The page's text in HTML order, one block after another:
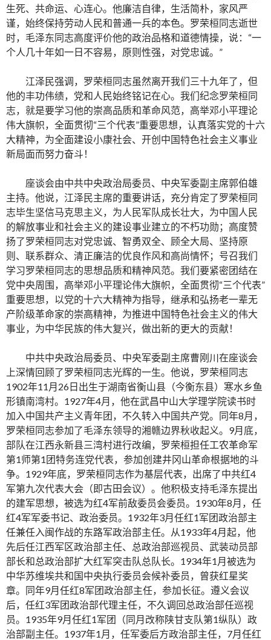
生死、共命运、心连心。他廉洁自律，生活简朴，家风严
谨，始终保持劳动人民和普通一兵的本色。罗荣桓同志逝世
时，毛泽东同志高度评价他的政治品格和道德情操，说：“一
个人几十年如一日不容易，原则性强，对党忠诚。”
江泽民强调，罗荣桓同志虽然离开我们三十九年了，但
他的丰功伟绩，党和人民始终铭记在心。我们纪念罗荣桓同
志，就是要学习他的崇高品质和革命风范，高举邓小平理论
伟大旗帜，全面贯彻“三个代表”重要思想，认真落实党的十六
大精神，为全面建设小康社会、开创中国特色社会主义事业
新局面而努力奋斗！
座谈会由中共中央政治局委员、中央军委副主席郭伯雄
主持。他说，江泽民主席的重要讲话，充分肯定了罗荣桓同
志毕生坚信马克思主义，为人民军队成长壮大，为中国人民
的解放事业和社会主义的建设事业建立的不朽功勋；高度赞
扬了罗荣桓同志对党忠诚、智勇双全、顾全大局、坚持原
则、联系群众、清正廉洁的优良作风和高尚情怀；号召我们
学习罗荣桓同志的思想品质和精神风范。我们要紧密团结在
党中央周围，高举邓小平理论伟大旗帜，全面贯彻“三个代表”
重要思想，以党的十六大精神为指导，继承和弘扬老一辈无
产阶级革命家的崇高精神，为推进中国特色社会主义的伟大
事业，为中华民族的伟大复兴，做出新的更大的贡献！
中共中央政治局委员、中央军委副主席曹刚川在座谈会
上深情回顾了罗荣桓同志光辉的一生。他说，罗荣桓同志
1902年11月26日出生于湖南省衡山县（今衡东县）寒水乡鱼
形镇南湾村。1927年4月，他在武昌中山大学理学院读书时
加入中国共产主义青年团，不久转入中国共产党。同年8月，
罗荣桓同志参加了毛泽东领导的湘赣边界秋收起义。9月底，
部队在江西永新县三湾村进行改编，罗荣桓担任工农革命军
第1师第1团特务连党代表，参加创建井冈山革命根据地的斗
争。1929年底，罗荣桓同志作为基层代表，出席了中共红4
军第九次代表大会（即古田会议）。他积极支持毛泽东提出
的建军思想，被选为红4军前敌委员会委员。1930年8月，任
红4军军委书记、政治委员。1932年3月任红1军团政治部主
任兼任入闽作战的东路军政治部主任。从1933年4月起，他
先后任江西军区政治部主任、总政治部巡视员、武装动员部
部长和总政治部扩大红军突击队总队长。1934年1月被选为
中华苏维埃共和国中央执行委员会候补委员，曾获红星奖
章。同年9月任红8军团政治部主任，参加长征。遵义会议
后，任红3军团政治部代理主任，不久调回总政治部任巡视
员。1935年9月任红1军团（同月改称陕甘支队第1纵队）政
治部副主任。1937年1月，任军委后方政治部主任，7月任红